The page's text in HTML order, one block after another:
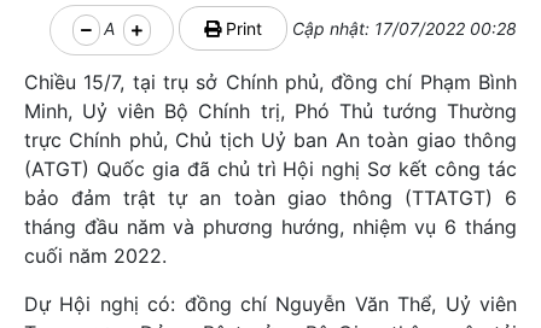
A Print Cập nhật: 17/07/2022 00:28
Chiều 15/7, tại trụ sở Chính phủ, đồng chí Phạm Bình
Minh, Uỷ viên Bộ Chính trị, Phó Thủ tướng Thường
trực Chính phủ, Chủ tịch Uỷ ban An toàn giao thông
(ATGT) Quốc gia đã chủ trì Hội nghị Sơ kết công tác
bảo đảm trật tự an toàn giao thông (TTATGT) 6
tháng đầu năm và phương hướng, nhiệm vụ 6 tháng
cuối năm 2022.
Dự Hội nghị có: đồng chí Nguyễn Văn Thể, Uỷ viên